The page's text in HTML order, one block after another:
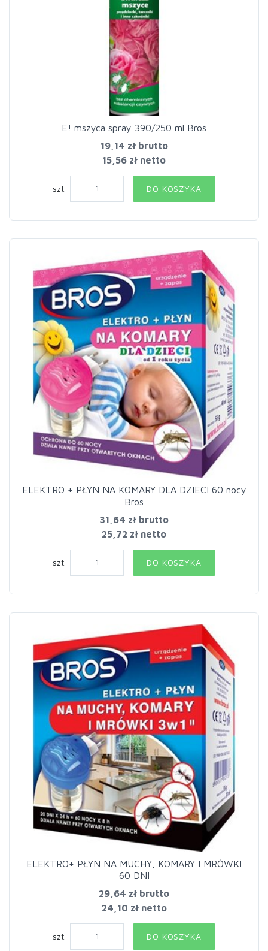
E! mszyca spray 390/250 ml Bros
19,14 złbrutto
15,56 zł netto
szt. DO KOSZYKA
ELEKTRO + PŁYN NA KOMARY DLA DZIECI 60 nocy
Bros
31,64 zł brutto
25,72 zł netto
szt. DO KOSZYKA
ELEKTRO+ PŁYN NA MUCHY, KOMARY I MRÓWKI
60 DNI
29,64 zł brutto
24,10 zł netto
szt. DO KOSZYKA